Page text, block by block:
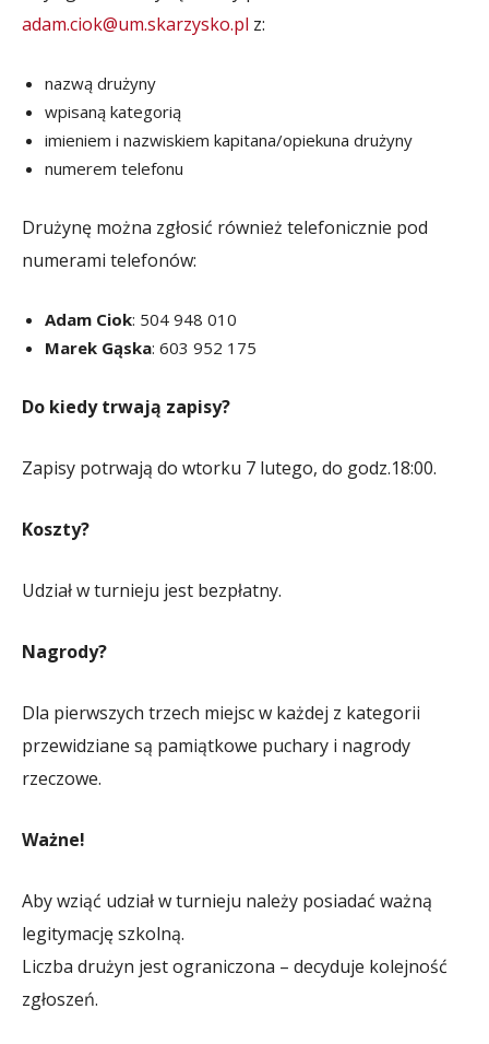
adam.ciok@um.skarzysko.pl z:
nazwą drużyny
wpisaną kategorią
imieniem i nazwiskiem kapitana/opiekuna drużyny
numerem telefonu
Drużynę można zgłosić również telefonicznie pod
numerami telefonów:
Adam Ciok: 504 948 010
Marek Gąska: 603 952 175
Do kiedy trwają zapisy?
Zapisy potrwają do wtorku 7 lutego, do godz.18:00.
Koszty?
Udział w turnieju jest bezpłatny.
Nagrody?
Dla pierwszych trzech miejsc w każdej z kategorii
przewidziane są pamiątkowe puchary i nagrody
rzeczowe.
Ważne!
Aby wziąć udział w turnieju należy posiadać ważną
legitymację szkolną.
Liczba drużyn jest ograniczona – decyduje kolejność
zgłoszeń.